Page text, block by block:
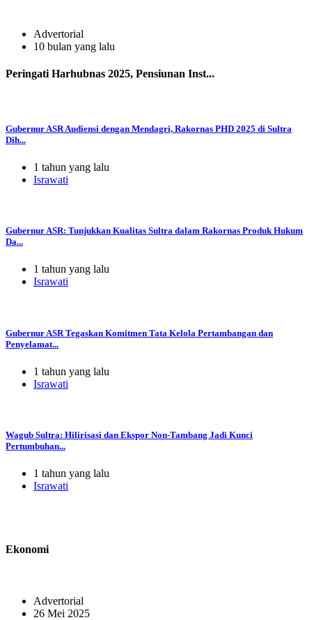
Advertorial
10 bulan yang lalu
Peringati Harhubnas 2025, Pensiunan Inst...
Gubernur ASR Audiensi dengan Mendagri, Rakornas PHD 2025 di Sultra
Dih...
1 tahun yang lalu
Israwati
Gubernur ASR: Tunjukkan Kualitas Sultra dalam Rakornas Produk Hukum
Da...
1 tahun yang lalu
Israwati
Gubernur ASR Tegaskan Komitmen Tata Kelola Pertambangan dan
Penyelamat...
1 tahun yang lalu
Israwati
Wagub Sultra: Hilirisasi dan Ekspor Non-Tambang Jadi Kunci
Pertumbuhan...
1 tahun yang lalu
Israwati
Ekonomi
Advertorial
26 Mei 2025